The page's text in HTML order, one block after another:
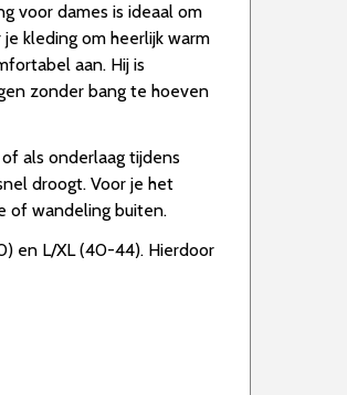
voor dames is ideaal om
kleding om heerlijk warm
aan. Hij is
zonder bang te hoeven
als onderlaag tijdens
droogt. Voor je het
of wandeling buiten.
en L/XL (40-44). Hierdoor